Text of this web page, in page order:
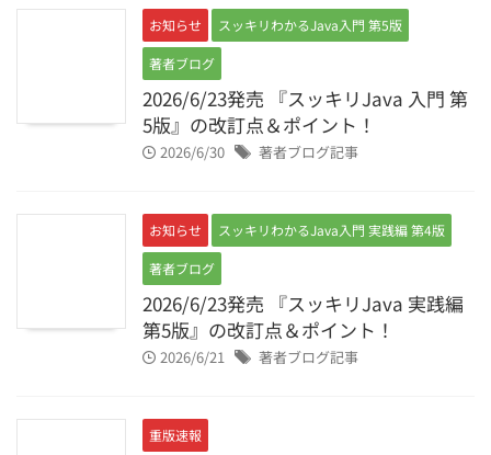
お知らせ スッキリわかるJava入門 第5版
著者ブログ
2026/6/23発売 『スッキリJava 入門 第
5版』の改訂点＆ポイント！
2026/6/30 著者ブログ記事
お知らせ スッキリわかるJava入門 実践編 第4版
著者ブログ
2026/6/23発売 『スッキリJava 実践編
第5版』の改訂点＆ポイント！
2026/6/21 著者ブログ記事
重版速報